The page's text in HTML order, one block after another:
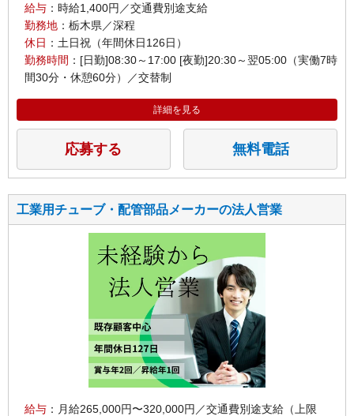
給与 ：時給1,400円／交通費別途支給
勤務地 ：栃木県／深程
休日 ：土日祝（年間休日126日）
勤務時間 ：[日勤]08:30～17:00 [夜勤]20:30～翌05:00（実働7時
間30分・休憩60分）／交替制
詳細を見る
応募する 無料電話
工業用チューブ・配管部品メーカーの法人営業
給与 ：月給265,000円〜320,000円／交通費別途支給（上限